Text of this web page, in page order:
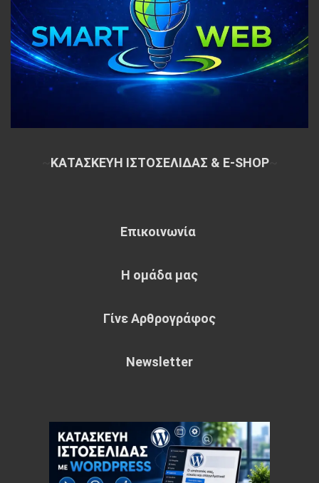
ΚΑΤΑΣΚΕΥΗ ΙΣΤΟΣΕΛΙΔΑΣ & E-SHOP~
Επικοινωνία
Η ομάδα μας
Γίνε Αρθρογράφος
Newsletter